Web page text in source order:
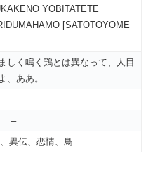
YOBITATETE
[SATOTOYOME
しく鳴く鶏とは異なって、人目
、ああ。
–
–
異伝、恋情、鳥